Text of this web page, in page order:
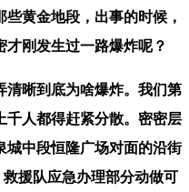
黄金地段，出事的时候，
刚发生过一路爆炸呢？
晰到底为啥爆炸。我们第
千人都得赶紧分散。密密层
城中段恒隆广场对面的沿街
援队应急办理部分动做可